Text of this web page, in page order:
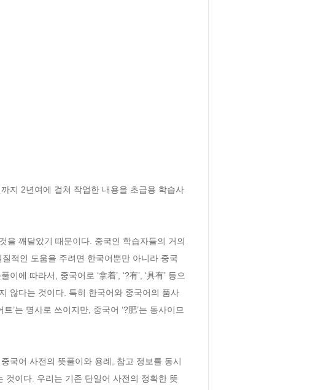
지 2년여에 걸쳐 작업한 내용을 초급용 학습사
을 깨달았기 때문이다. 중국인 학습자들의 거의
적인 도움을 주려면 한국어뿐만 아니라 중국
에 따라서, 중국어로 ‘拿着’, ‘?有’, ‘具有’ 등으
않다는 것이다. 특히 한국어와 중국어의 품사
’는 명사로 쓰이지만, 중국어 ‘?肥’는 동사이므
국어 사전의 뜻풀이와 용례, 참고 정보를 동시
것이다. 우리는 기존 단일어 사전의 정확한 뜻